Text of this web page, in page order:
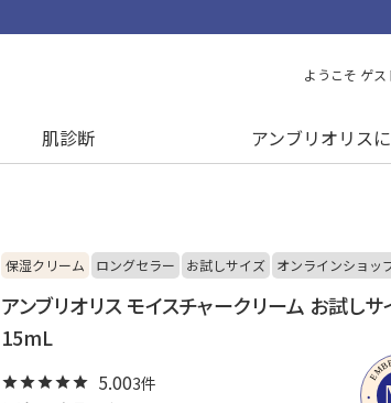
ようこそ ゲス
肌診断 アンブリオリス
保湿クリーム ロングセラー お試しサイズ オンラインショッ
アンブリオリス モイスチャークリーム お試しサ
15mL
5.003